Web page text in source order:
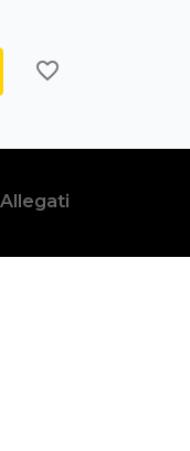
favorite_border
Allegati